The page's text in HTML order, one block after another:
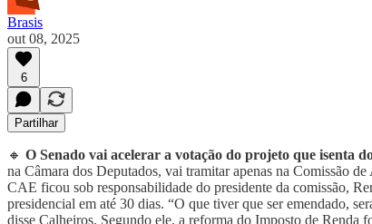
Brasis
out 08, 2025
6
Partilhar
🔸 O Senado vai acelerar a votação do projeto que isenta
na Câmara dos Deputados, vai tramitar apenas na Comissão
CAE ficou sob responsabilidade do presidente da comissão,
presidencial em até 30 dias. “O que tiver que ser emendado,
disse Calheiros. Segundo ele, a reforma do Imposto de Renda